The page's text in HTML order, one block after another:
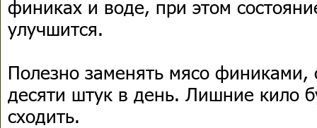
финиках и воде, при этом
улучшится.
Полезно заменять мясо финиками,
десяти штук в день. Лишние кило
сходить.